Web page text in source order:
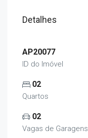
Detalhes
AP20077
ID do Imóvel
02
Quartos
02
Vagas de Garagens